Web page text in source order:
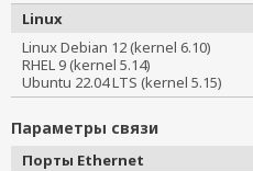
Linux
Linux Debian 12 (kernel 6.10)
RHEL 9 (kernel 5.14)
Ubuntu 22.04 LTS (kernel 5.15)
Параметры связи
Порты Ethernet